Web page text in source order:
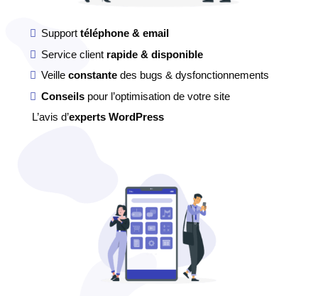
Supporttéléphone & email
Service client rapide & disponible
Veille constantedes bugs & dysfonctionnements
Conseilspour l’optimisation de votre site
L’avis d’experts WordPress